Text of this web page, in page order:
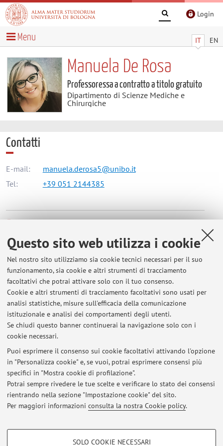
Questo sito web utilizza i cookie
Nel nostro sito utilizziamo sia cookie tecnici necessari per il suo
funzionamento, sia cookie e altri strumenti di tracciamento
facoltativi che potrai attivare solo con il tuo consenso.
Cookie e altri strumenti di tracciamento facoltativi sono usati per
analisi statistiche, misure sull'efficacia della comunicazione
istituzionale e analisi dei comportamenti degli utenti.
Se chiudi questo banner continuerai la navigazione solo con i
cookie necessari.
Puoi esprimere il consenso sui cookie facoltativi attivando l'opzione
in "Personalizza cookie" e, se vuoi, potrai esprimere consensi più
specifici in "Mostra cookie di profilazione".
Potrai sempre rivedere le tue scelte e verificare lo stato dei consensi
rientrando nella sezione "Impostazione cookie" del sito.
Per maggiori informazioni consulta la nostra Cookie policy.
COOKIE DI PROFILAZIONE - FACOLTATIVI
SOLO COOKIE NECESSARI
Login
IT EN
Menu
Manuela De Rosa
Professoressa a contratto a titolo gratuito
Dipartimento di Scienze Mediche e
Chirurgiche
Contatti
E-mail:
manuela.derosa5@unibo.it
Tel:
+39 051 2144385
Dipartimento di Scienze Mediche e Chirurgiche
Orario di ricevimento
Su appuntamento:
manuela.derosa5@unibo.it
Tel. 051-2144385
Ultimi avvisi
Al momento non sono presenti avvisi.